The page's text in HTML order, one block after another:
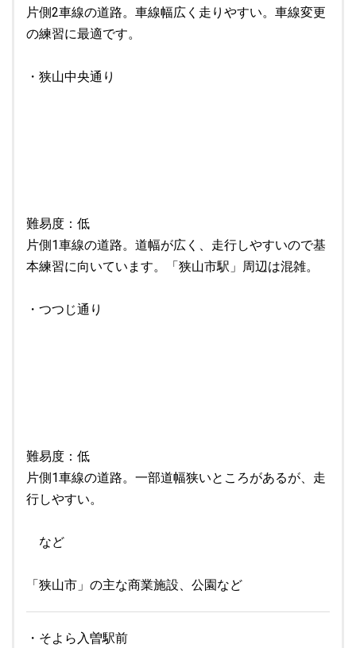
片側2車線の道路。車線幅広く走りやすい。車線変更
の練習に最適です。
・狭山中央通り
難易度：低
片側1車線の道路。道幅が広く、走行しやすいので基
本練習に向いています。「狭山市駅」周辺は混雑。
・つつじ通り
難易度：低
片側1車線の道路。一部道幅狭いところがあるが、走
行しやすい。
など
「狭山市」の主な商業施設、公園など
・そよら入曽駅前